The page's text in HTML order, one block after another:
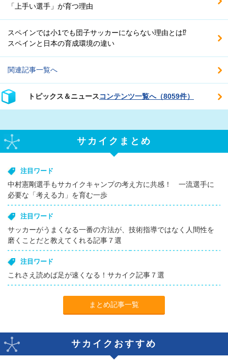
「上手い選手」が育つ理由
スペインでは小1でも団子サッカーにならない理由とは⁉
スペインと日本の育成環境の違い
関連記事一覧へ
トピックス＆ニュースコンテンツ一覧へ（8059件）
サカイクまとめ
注目ワード
中村憲剛選手もサカイクキャンプの考え方に共感！ 一流選手に
必要な「考える力」を育む一歩
注目ワード
サッカーがうまくなる一番の方法が、技術指導ではなく人間性を
磨くことだと教えてくれる記事７選
注目ワード
これさえ読めば足が速くなる！サカイク記事７選
まとめ記事一覧
サカイクおすすめ